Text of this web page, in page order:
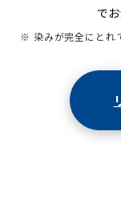
で
※ 染みが完全にとれ